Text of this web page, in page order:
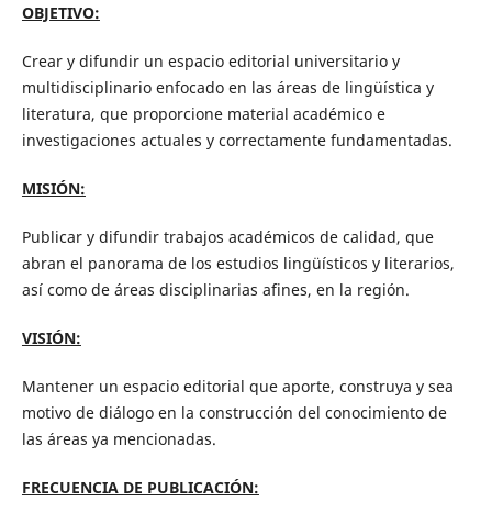
OBJETIVO:
Crear y difundir un espacio editorial universitario y
multidisciplinario enfocado en las áreas de lingüística y
literatura, que proporcione material académico e
investigaciones actuales y correctamente fundamentadas.
MISIÓN:
Publicar y difundir trabajos académicos de calidad, que
abran el panorama de los estudios lingüísticos y literarios,
así como de áreas disciplinarias afines, en la región.
VISIÓN:
Mantener un espacio editorial que aporte, construya y sea
motivo de diálogo en la construcción del conocimiento de
las áreas ya mencionadas.
FRECUENCIA DE PUBLICACIÓN: